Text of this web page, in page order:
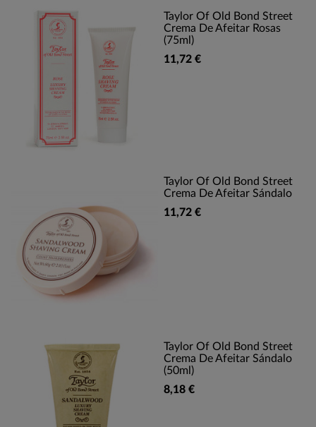
Taylor Of Old Bond Street
Crema De Afeitar Rosas
(75ml)
11,72 €
Taylor Of Old Bond Street
Crema De Afeitar Sándalo
11,72 €
Taylor Of Old Bond Street
Crema De Afeitar Sándalo
(50ml)
8,18 €